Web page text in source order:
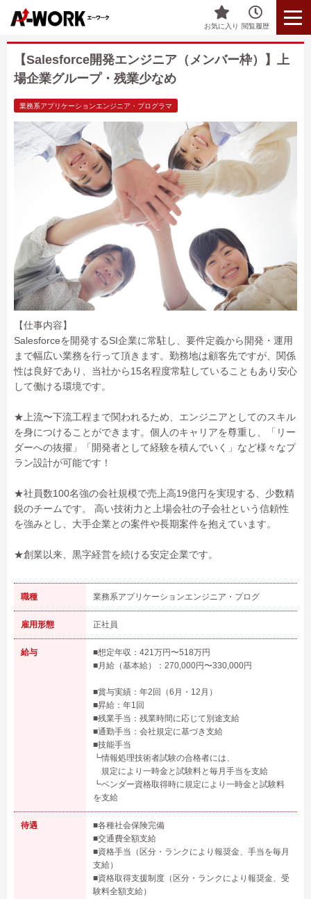
お気に入り 閲覧履歴
【Salesforce開発エンジニア（メンバー枠）】上
場企業グループ・残業少なめ
業務系アプリケーションエンジニア・プログラマ
【仕事内容】
Salesforceを開発するSI企業に常駐し、要件定義から開発・運用
まで幅広い業務を行って頂きます。勤務地は顧客先ですが、関係
性は良好であり、当社から15名程度常駐していることもあり安心
して働ける環境です。
★上流〜下流工程まで関われるため、エンジニアとしてのスキル
を身につけることができます。個人のキャリアを尊重し、「リー
ダーへの抜擢」「開発者として経験を積んでいく」など様々なプ
ラン設計が可能です！
★社員数100名強の会社規模で売上高19億円を実現する、少数精
鋭のチームです。 高い技術力と上場会社の子会社という信頼性
を強みとし、大手企業との案件や長期案件を抱えています。
★創業以来、黒字経営を続ける安定企業です。
職種 業務系アプリケーションエンジニア・プログ
雇用形態 正社員
給与
■想定年収：421万円〜518万円
■月給（基本給）：270,000円〜330,000円
■賞与実績：年2回（6月・12月）
■昇給：年1回
■残業手当：残業時間に応じて別途支給
■通勤手当：会社規定に基づき支給
■技能手当
┗情報処理技術者試験の合格者には、
規定により一時金と試験料と毎月手当を支給
┗ベンダー資格取得時に規定により一時金と試験料
を支給
待遇
■各種社会保険完備
■交通費全額支給
■資格手当（区分・ランクにより報奨金、手当を毎月
支給）
■資格取得支援制度（区分・ランクにより報奨金、受
験料全額支給）